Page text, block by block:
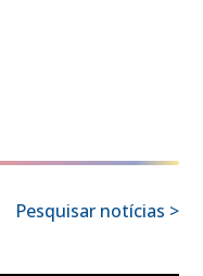
Pesquisar notícias >